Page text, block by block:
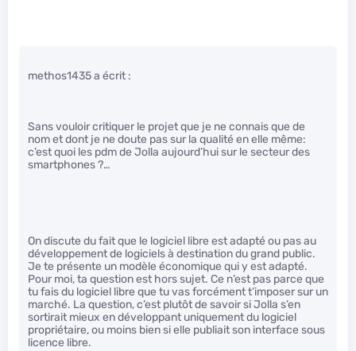
methos1435 a écrit :
Sans vouloir critiquer le projet que je ne connais que de
nom et dont je ne doute pas sur la qualité en elle même:
c’est quoi les pdm de Jolla aujourd’hui sur le secteur des
smartphones ?…
On discute du fait que le logiciel libre est adapté ou pas au
développement de logiciels à destination du grand public.
Je te présente un modèle économique qui y est adapté.
Pour moi, ta question est hors sujet. Ce n’est pas parce que
tu fais du logiciel libre que tu vas forcément t’imposer sur un
marché. La question, c’est plutôt de savoir si Jolla s’en
sortirait mieux en développant uniquement du logiciel
propriétaire, ou moins bien si elle publiait son interface sous
licence libre.